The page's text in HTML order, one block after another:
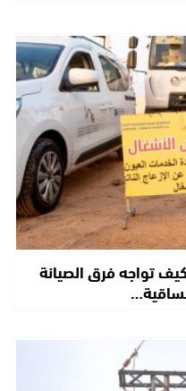
كيف تواجه فرق الصيانة